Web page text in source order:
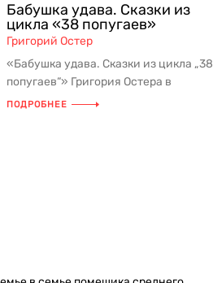
Бабушка удава. Сказки из
цикла «38 попугаев»
Григорий Остер
«Бабушка удава. Сказки из цикла „38
попугаев“» Григория Остера в
признанной серии детской классики
ПОДРОБНЕЕ